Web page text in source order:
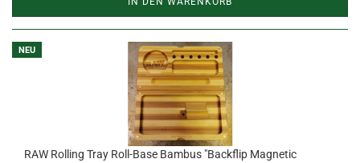
NEU
RAW Rolling Tray Roll-Base Bambus "Backflip Magnetic